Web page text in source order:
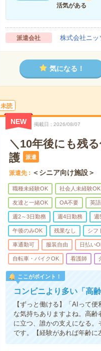
活気がある
派遣会社 株式会社ニッ
気になる！
未読
NEW 掲載日 2026/08/07
＼10年後にも残
護
派遣
派遣先 ＜シニア向け施設＞
職種未経験OK 社会人未経験OK
友達と一緒OK OA不要 英
週2～3日勤務 週4日勤務 週
午後のみOK 残業なし シフ
車通勤可 服装自由 日払い
自転車・バイクOK 看護師
ここがポイント！
コンビニより多い「高
【ずっと働ける】「AIって
な気持ちありますよね。高
に立つ、誰かの支えになる
です。【経験があれば年齢に